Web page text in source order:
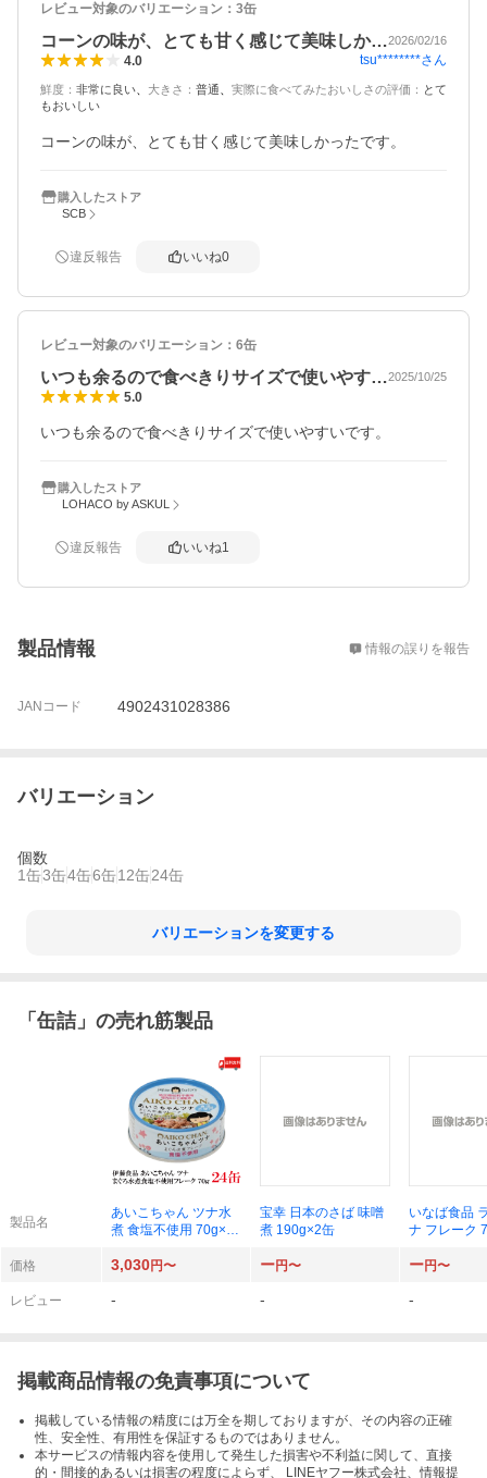
レビュー対象のバリエーション： 3缶
コーンの味が、とても甘く感じて美味しか…2026/02/16
4.0 tsu********さん
鮮度 ： 非常に良い 大きさ ： 普通 実際に食べてみたおいしさの評価 ： とて
もおいしい
コーンの味が、とても甘く感じて美味しかったです。
購入したストア
SCB
違反報告 いいね0
レビュー対象のバリエーション： 6缶
いつも余るので食べきりサイズで使いやす…2025/10/25
5.0
購入したストア
LOHACO by ASKUL
違反報告 いいね1
製品情報 情報の誤りを報告
JANコード 4902431028386
バリエーション
個数
1缶3缶4缶6缶12缶24缶
バリエーションを変更する
「 缶詰 」の売れ筋製品
製品名
あいこちゃん ツナ水
煮 食塩不使用 70g×24
宝幸 日本のさば 味噌
煮 190g×2缶
いなば食品
ナ フレーク
価格 3,030円〜 ー円〜 ー円〜
レビュー - - -
掲載商品情報の免責事項について
掲載している情報の精度には万全を期しておりますが、その内容の正確
性、安全性、有用性を保証するものではありません。
本サービスの情報内容を使用して発生した損害や不利益に関して、直接
的・間接的あるいは損害の程度によらず、 LINEヤフー株式会社、情報提